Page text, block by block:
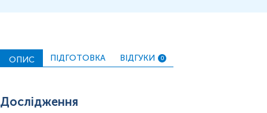
пункт забору біологічного матеріалу.
Перед відбором сечі проводять туалет зовнішніх статевих
ОПИС ПІДГОТОВКА ВІДГУКИ 0
Дослідження